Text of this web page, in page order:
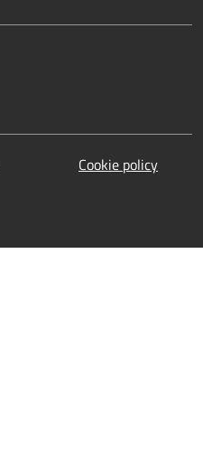
Cookie policy